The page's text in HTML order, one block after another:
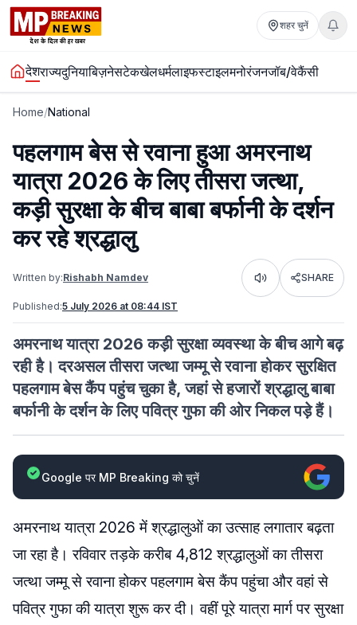
शहर चुनें
देशराज्यदुनियाबिज़नेसटेकखेलधर्मलाइफस्टाइलमनोरंजनजॉब/वेकैंसी
Home/National
पहलगाम बेस से रवाना हुआ अमरनाथ
यात्रा 2026 के लिए तीसरा जत्था,
कड़ी सुरक्षा के बीच बाबा बर्फानी के दर्शन
कर रहे श्रद्धालु
Written by:Rishabh Namdev Listen SHARE
Published:5 July 2026 at 08:44 IST
अमरनाथ यात्रा 2026 कड़ी सुरक्षा व्यवस्था के बीच आगे बढ़
रही है। दरअसल तीसरा जत्था जम्मू से रवाना होकर सुरक्षित
पहलगाम बेस कैंप पहुंच चुका है, जहां से हजारों श्रद्धालु बाबा
बर्फानी के दर्शन के लिए पवित्र गुफा की ओर निकल पड़े हैं।
Google पर MP Breaking को चुनें
अमरनाथ यात्रा 2026 में श्रद्धालुओं का उत्साह लगातार बढ़ता
जा रहा है। रविवार तड़के करीब 4,812 श्रद्धालुओं का तीसरा
जत्था जम्मू से रवाना होकर पहलगाम बेस कैंप पहुंचा और वहां से
पवित्र गुफा की यात्रा शुरू कर दी। वहीं पूरे यात्रा मार्ग पर सुरक्षा